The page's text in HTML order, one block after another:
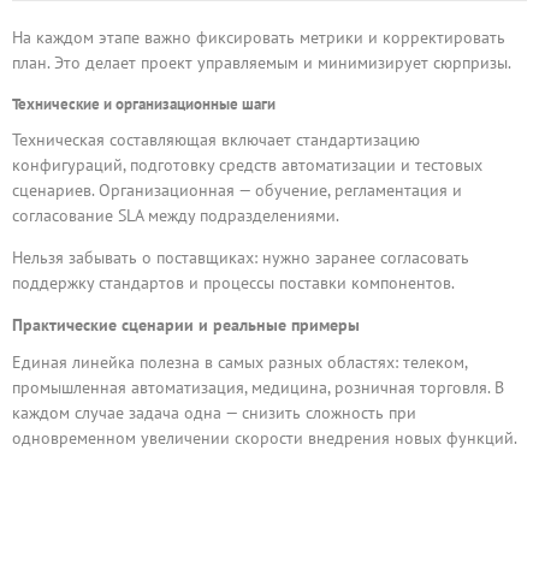
На каждом этапе важно фиксировать метрики и корректировать
план. Это делает проект управляемым и минимизирует сюрпризы.
Технические и организационные шаги
Техническая составляющая включает стандартизацию
конфигураций, подготовку средств автоматизации и тестовых
сценариев. Организационная — обучение, регламентация и
согласование SLA между подразделениями.
Нельзя забывать о поставщиках: нужно заранее согласовать
поддержку стандартов и процессы поставки компонентов.
Практические сценарии и реальные примеры
Единая линейка полезна в самых разных областях: телеком,
промышленная автоматизация, медицина, розничная торговля. В
каждом случае задача одна — снизить сложность при
одновременном увеличении скорости внедрения новых функций.